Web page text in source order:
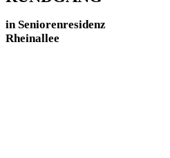
in Seniorenresidenz
Rheinallee